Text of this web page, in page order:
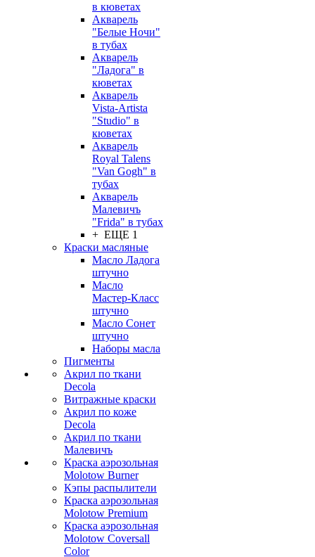
в кюветах
Акварель
"Белые Ночи"
в тубах
Акварель
"Ладога" в
кюветах
Акварель
Vista-Artista
"Studio" в
кюветах
Акварель
Royal Talens
"Van Gogh" в
тубах
Акварель
Малевичъ
"Frida" в тубах
+ ЕЩЕ 1
Краски масляные
Масло Ладога
штучно
Масло
Мастер-Класс
штучно
Масло Сонет
штучно
Наборы масла
Пигменты
Акрил по ткани
Decola
Витражные краски
Акрил по коже
Decola
Акрил по ткани
Малевичъ
Краска аэрозольная
Molotow Burner
Кэпы распылители
Краска аэрозольная
Molotow Premium
Краска аэрозольная
Molotow Coversall
Color